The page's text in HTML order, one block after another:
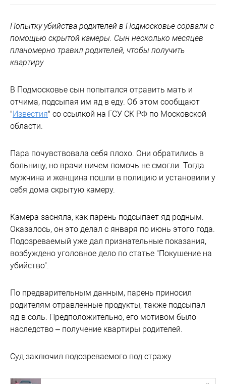
Попытку убийства родителей в Подмосковье сорвали с
помощью скрытой камеры. Сын несколько месяцев
планомерно травил родителей, чтобы получить
квартиру
В Подмосковье сын попытался отравить мать и
отчима, подсыпая им яд в еду. Об этом сообщают
"Известия" со ссылкой на ГСУ СК РФ по Московской
области.
Пара почувствовала себя плохо. Они обратились в
больницу, но врачи ничем помочь не смогли. Тогда
мужчина и женщина пошли в полицию и установили у
себя дома скрытую камеру.
Камера засняла, как парень подсыпает яд родным.
Оказалось, он это делал с января по июнь этого года.
Подозреваемый уже дал признательные показания,
возбуждено уголовное дело по статье "Покушение на
убийство".
По предварительным данным, парень приносил
родителям отравленные продукты, также подсыпал
яд в соль. Предположительно, его мотивом было
наследство – получение квартиры родителей.
Суд заключил подозреваемого под стражу.